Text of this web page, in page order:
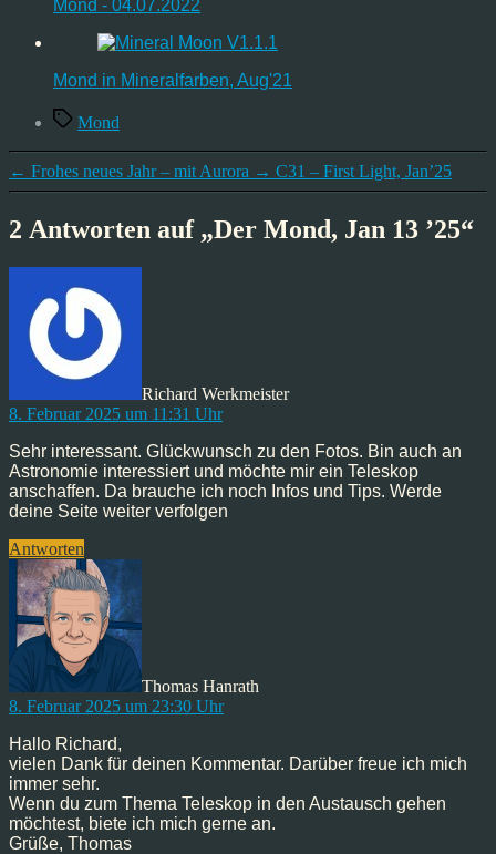
Mond - 04.07.2022
Mond in Mineralfarben, Aug'21
Schlagwörter
Mond
← Frohes neues Jahr – mit Aurora → C31 – First Light, Jan’25
2 Antworten auf „Der Mond, Jan 13 ’25“
Richard Werkmeister
8. Februar 2025 um 11:31 Uhr
Sehr interessant. Glückwunsch zu den Fotos. Bin auch an
Astronomie interessiert und möchte mir ein Teleskop
anschaffen. Da brauche ich noch Infos und Tips. Werde
deine Seite weiter verfolgen
Antworten
Thomas Hanrath
8. Februar 2025 um 23:30 Uhr
Hallo Richard,
vielen Dank für deinen Kommentar. Darüber freue ich mich
immer sehr.
Wenn du zum Thema Teleskop in den Austausch gehen
möchtest, biete ich mich gerne an.
Grüße, Thomas